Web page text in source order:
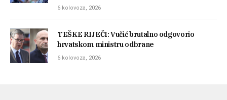
6 kolovoza, 2026
TEŠKE RIJEČI: Vučić brutalno odgovorio
hrvatskom ministru odbrane
6 kolovoza, 2026